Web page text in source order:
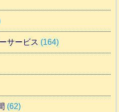
サービス (164)
(62)